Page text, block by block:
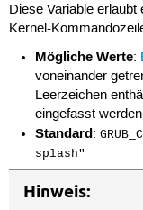
Diese Variable erlaubt
Kernel-
Mögliche Werte:
voneinander
Leerzeichen
eingefasst
Standard:
splash"
Hinweis: